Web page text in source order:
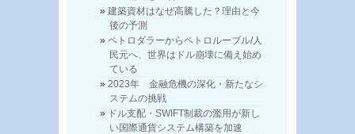
建築資材はなぜ高騰した？理由と今
後の予測
ペトロダラーからペトロルーブル/人
民元へ、世界はドル崩壊に備え始め
ている
2023年 金融危機の深化・新たなシ
ステムの挑戦
ドル支配・SWIFT制裁の濫用が新し
い国際通貨システム構築を加速